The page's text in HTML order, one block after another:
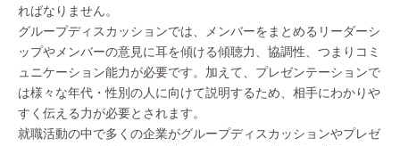
ればなりません。
グループディスカッションでは、メンバーをまとめるリーダーシ
ップやメンバーの意見に耳を傾ける傾聴力、協調性、つまりコミ
ュニケーション能力が必要です。加えて、プレゼンテーションで
は様々な年代・性別の人に向けて説明するため、相手にわかりや
すく伝える力が必要とされます。
就職活動の中で多くの企業がグループディスカッションやプレゼ